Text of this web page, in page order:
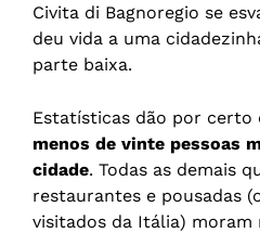
Civita di Bagnoregio se
deu vida a uma
parte baixa.
Estatísticas dão por certo
menos de vinte pessoas
cidade. Todas as demais
restaurantes e pousadas
visitados da Itália) moram